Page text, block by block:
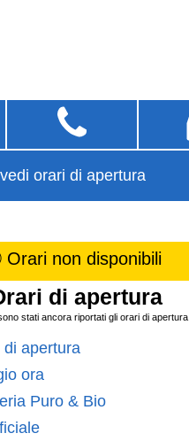
vedi orari di apertura
Orari non disponibili
di apertura
stati ancora riportati gli orari di apertura.
apertura
ora
Puro & Bio